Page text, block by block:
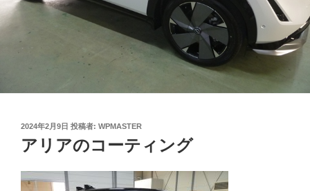
投
稿
日:
2024年2月9日 投稿者: WPMASTER
アリアのコーティング